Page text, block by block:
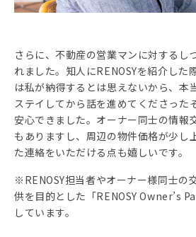
さらに、不動産の営業マンに対するし
れました。知人にRENOSYを紹介した
は私が納得するとは思えないから、本
ステイしてから話を進めてくださった
安心できました。オーナー同士の情報
もありますし、周辺の物件価格が少し
た連絡をいただける点も嬉しいです。
※RENOSY担当者やオーナー様同士の
供を目的とした「RENOSY Owner’s
しています。